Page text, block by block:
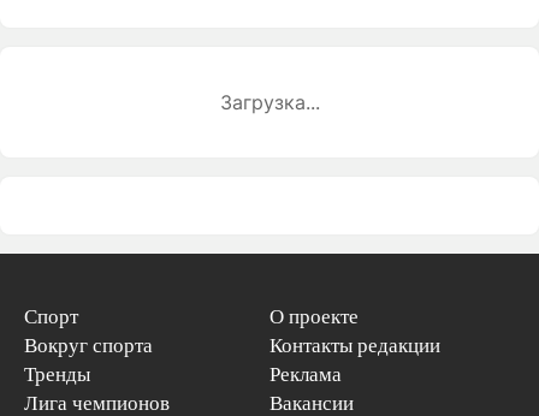
Загрузка...
Спорт
Вокруг спорта
Тренды
Лига чемпионов
О проекте
Контакты редакции
Реклама
Вакансии